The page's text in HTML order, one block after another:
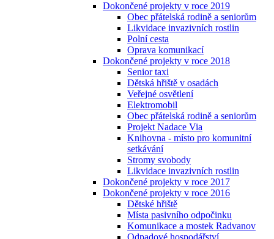
Dokončené projekty v roce 2019
Obec přátelská rodině a seniorům
Likvidace invazivních rostlin
Polní cesta
Oprava komunikací
Dokončené projekty v roce 2018
Senior taxi
Dětská hřiště v osadách
Veřejné osvětlení
Elektromobil
Obec přátelská rodině a seniorům
Projekt Nadace Via
Knihovna - místo pro komunitní
setkávání
Stromy svobody
Likvidace invazivních rostlin
Dokončené projekty v roce 2017
Dokončené projekty v roce 2016
Dětské hřiště
Místa pasivního odpočinku
Komunikace a mostek Radvanov
Odpadové hospodářství